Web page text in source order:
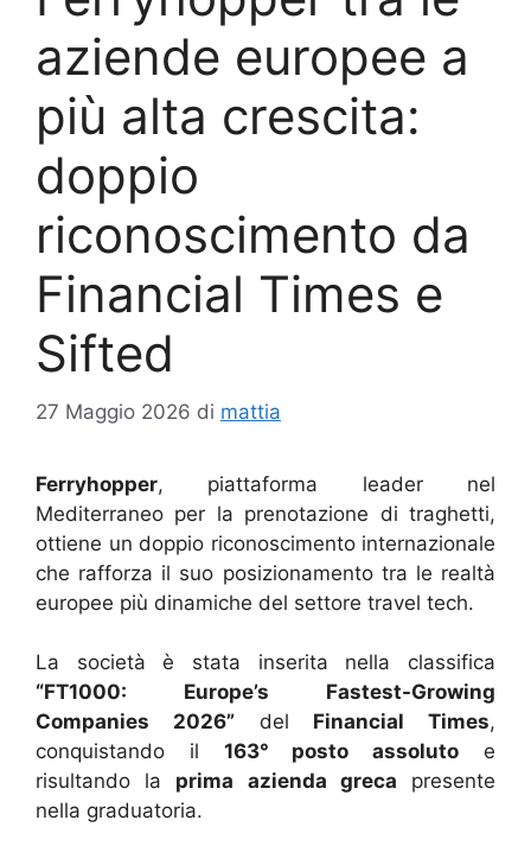
aziende europee a
più alta crescita:
doppio
riconoscimento da
Financial Times e
Sifted
27 Maggio 2026 di mattia
Ferryhopper, piattaforma leader nel
Mediterraneo per la prenotazione di traghetti,
ottiene un doppio riconoscimento internazionale
che rafforza il suo posizionamento tra le realtà
europee più dinamiche del settore travel tech.
La società è stata inserita nella classifica
“FT1000: Europe’s Fastest-Growing
Companies 2026”del Financial Times,
conquistando il 163° posto assoluto e
risultando la prima azienda greca presente
nella graduatoria.